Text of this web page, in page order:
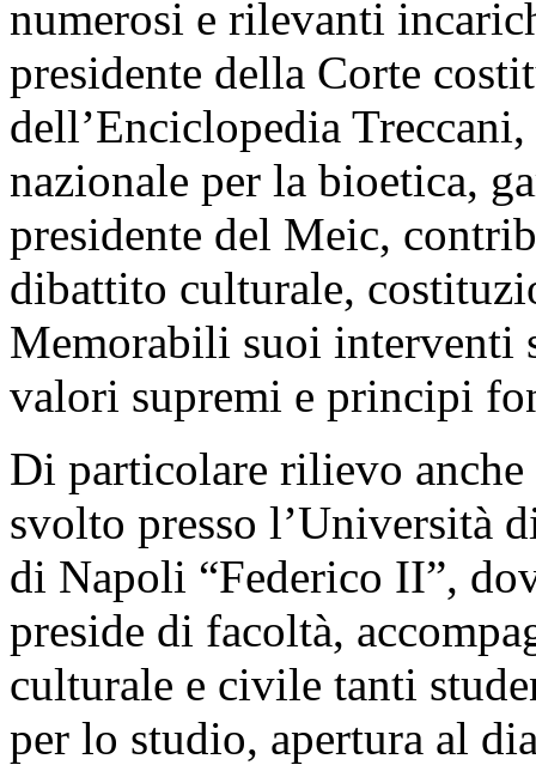
numerosi e rilevanti
presidente della Corte
dell’Enciclopedia
nazionale per la bioetica,
presidente del Meic,
dibattito culturale,
Memorabili suoi interventi
valori supremi e principi
Di particolare rilievo
svolto presso l’Università
di Napoli “Federico II”,
preside di facoltà,
culturale e civile tanti
per lo studio, apertura al